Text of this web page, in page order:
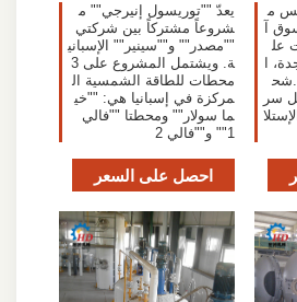
م
آ
عل
ا
سر
يعدّ ""توريسول إنيرجي"" م
شروعاً مشتركاً بين شركتي
""مصدر"" و""سينير"" الإسباني
ة. ويشتمل المشروع على 3
محطات للطاقة الشمسية ال
مركزة في إسبانيا هي: ""خي
ما سولار"" ومحطتا ""فالي
1"" و""فالي 2
احصل على السعر